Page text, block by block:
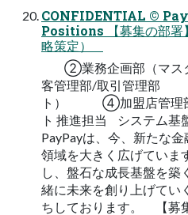
CONFIDENTIAL ©
Positions 【募集の部
略策定）
②業務企画部（マ
客管理部/取引管理部
ト） ④加盟店管理部
ト 推進担当 システム基
PayPayは、今、新たな
領域を大きく広げてい
し、盤石な成長基盤を
緒に未来を創り上げてい
ちしております。 【